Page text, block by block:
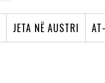
JETA NË AUSTRI